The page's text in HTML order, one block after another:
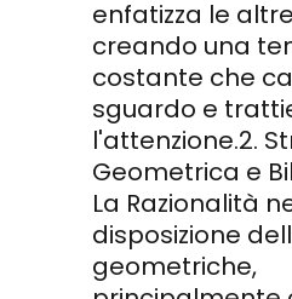
enfatizza le
creando una
costante che
sguardo e
l'attenzione.2.
Geometrica e
La Razionalità
disposizione
geometriche,